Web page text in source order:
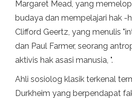
Margaret Mead, yang
budaya dan mempelajari hak -
Clifford Geertz, yang menulis
dan Paul Farmer, seorang
aktivis hak asasi manusia, ".
Ahli sosiolog klasik terkenal
Durkheim yang berpendapat